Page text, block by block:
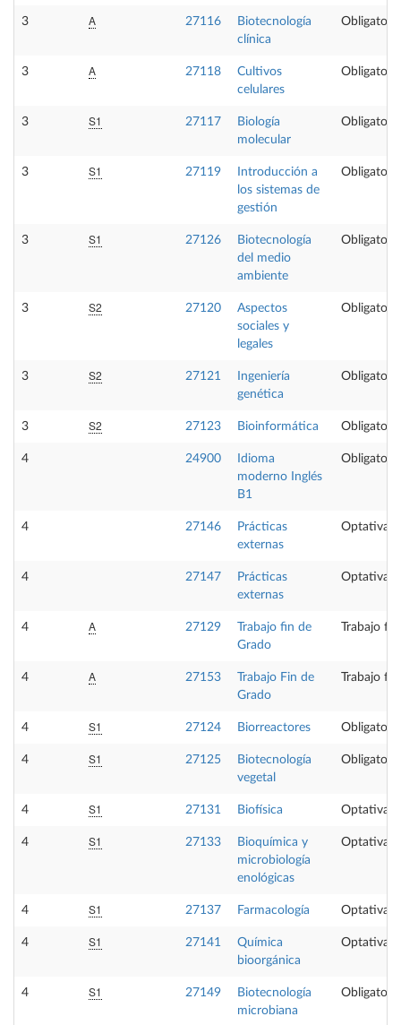
3 A 27116
Biotecnología
clínica
Obligatoria
3 A 27118
Cultivos
celulares
Obligatoria
3 S1 27117
Biología
molecular
Obligatoria
3 S1 27119
Introducción a
los sistemas de
gestión
Obligatoria
3 S1 27126
Biotecnología
del medio
ambiente
Obligatoria
3 S2 27120
Aspectos
sociales y
legales
Obligatoria
3 S2 27121
Ingeniería
genética
Obligatoria
3 S2 27123 Bioinformática Obligatoria
4 24900
Idioma
moderno Inglés
B1
Obligatoria
4 27146
Prácticas
externas
Optativa
4 27147
Prácticas
externas
Optativa
4 A 27129
Trabajo fin de
Grado
Trabajo
4 A 27153
Trabajo Fin de
Grado
Trabajo
4 S1 27124 Biorreactores Obligatoria
4 S1 27125
Biotecnología
vegetal
Obligatoria
4 S1 27131 Biofísica Optativa
4 S1 27133
Bioquímica y
microbiología
enológicas
Optativa
4 S1 27137 Farmacología Optativa
4 S1 27141
Química
bioorgánica
Optativa
4 S1 27149
Biotecnología
microbiana
Obligatoria